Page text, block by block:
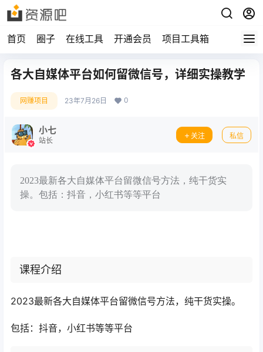
首页 圈子 在线工具 开通会员 项目工具箱
各大自媒体平台如何留微信号，详细实操教学
网赚项目 23年7月26日 0
小七
站长
关注 私信
2023最新各大自媒体平台留微信号方法，纯干货实
操。包括：抖音，小红书等等平台
课程介绍
2023最新各大自媒体平台留微信号方法，纯干货实操。
包括：抖音，小红书等等平台